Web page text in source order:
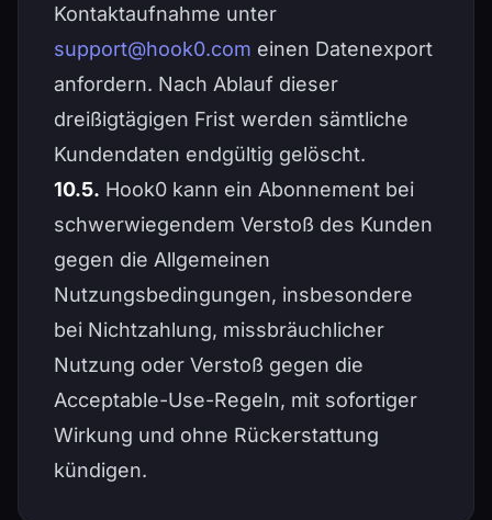
Kontaktaufnahme unter
support@hook0.com einen Datenexport
anfordern. Nach Ablauf dieser
dreißigtägigen Frist werden sämtliche
Kundendaten endgültig gelöscht.
10.5. Hook0 kann ein Abonnement bei
schwerwiegendem Verstoß des Kunden
gegen die Allgemeinen
Nutzungsbedingungen, insbesondere
bei Nichtzahlung, missbräuchlicher
Nutzung oder Verstoß gegen die
Acceptable-Use-Regeln, mit sofortiger
Wirkung und ohne Rückerstattung
kündigen.